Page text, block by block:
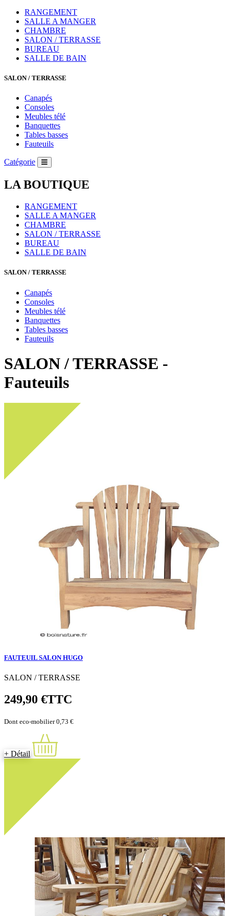
RANGEMENT
SALLE A MANGER
CHAMBRE
SALON / TERRASSE
BUREAU
SALLE DE BAIN
SALON / TERRASSE
Canapés
Consoles
Meubles télé
Banquettes
Tables basses
Fauteuils
Catégorie
LA BOUTIQUE
RANGEMENT
SALLE A MANGER
CHAMBRE
SALON / TERRASSE
BUREAU
SALLE DE BAIN
SALON / TERRASSE
Canapés
Consoles
Meubles télé
Banquettes
Tables basses
Fauteuils
SALON / TERRASSE -
Fauteuils
FAUTEUIL SALON HUGO
SALON / TERRASSE
249,90 €TTC
Dont eco-mobilier 0,73 €
+ Détail